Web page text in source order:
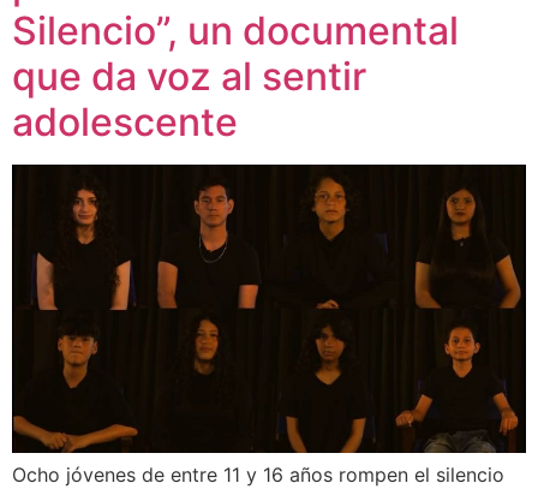
Silencio”, un documental
que da voz al sentir
adolescente
Ocho jóvenes de entre 11 y 16 años rompen el silencio